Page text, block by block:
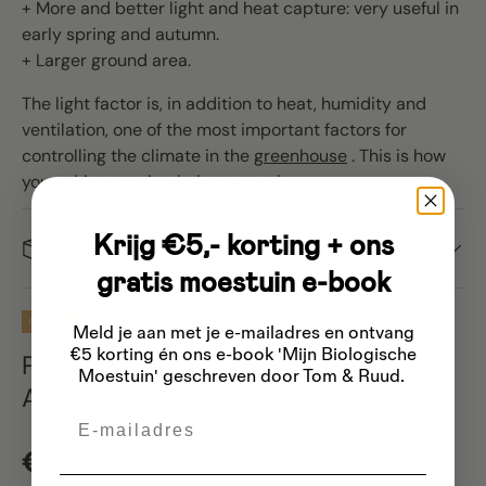
+ More and better light and heat capture: very useful in
early spring and autumn.
+ Larger ground area.
The light factor is, in addition to heat, humidity and
ventilation, one of the most important factors for
controlling the climate in the greenhouse . This is how
you achieve optimal plant growth.
Dispatch
PROMO - ACD S206H (16.91m2) -
Aluline
Sale price
€3.099,00
Krijg €5,- korting + ons
gratis moestuin e-book
Meld je aan met je e-mailadres en ontvang
€5 korting én ons e-book 'Mijn Biologische
Moestuin' geschreven door Tom & Ruud.